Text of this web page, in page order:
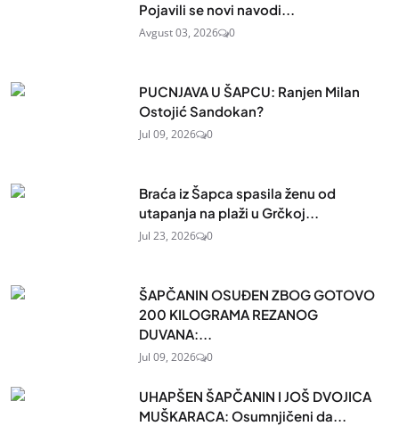
Pojavili se novi navodi...
Avgust 03, 2026 0
PUCNJAVA U ŠAPCU: Ranjen Milan
Ostojić Sandokan?
Jul 09, 2026 0
Braća iz Šapca spasila ženu od
utapanja na plaži u Grčkoj...
Jul 23, 2026 0
ŠAPČANIN OSUĐEN ZBOG GOTOVO
200 KILOGRAMA REZANOG
DUVANA:...
Jul 09, 2026 0
UHAPŠEN ŠAPČANIN I JOŠ DVOJICA
MUŠKARACA: Osumnjičeni da...